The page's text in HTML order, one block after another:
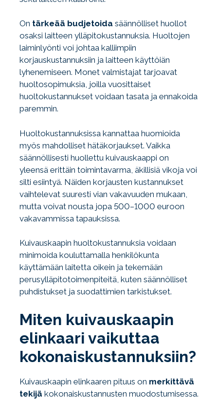
On tärkeää budjetoida säännölliset huollot
osaksi laitteen ylläpitokustannuksia. Huoltojen
laiminlyönti voi johtaa kalliimpiin
korjauskustannuksiin ja laitteen käyttöiän
lyhenemiseen. Monet valmistajat tarjoavat
huoltosopimuksia, joilla vuosittaiset
huoltokustannukset voidaan tasata ja ennakoida
paremmin.
Huoltokustannuksissa kannattaa huomioida
myös mahdolliset hätäkorjaukset. Vaikka
säännöllisesti huollettu kuivauskaappi on
yleensä erittäin toimintavarma, äkillisiä vikoja voi
silti esiintyä. Näiden korjausten kustannukset
vaihtelevat suuresti vian vakavuuden mukaan,
mutta voivat nousta jopa 500–1000 euroon
vakavammissa tapauksissa.
Kuivauskaapin huoltokustannuksia voidaan
minimoida kouluttamalla henkilökunta
käyttämään laitetta oikein ja tekemään
perusylläpitotoimenpiteitä, kuten säännölliset
puhdistukset ja suodattimien tarkistukset.
Miten kuivauskaapin
elinkaari vaikuttaa
kokonaiskustannuksiin?
Kuivauskaapin elinkaaren pituus on merkittävä
tekijä kokonaiskustannusten muodostumisessa.